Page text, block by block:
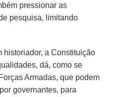
pressionar as
pesquisa, limitando
historiador, a Constituição
dá, como se
Armadas, que podem
governantes, para